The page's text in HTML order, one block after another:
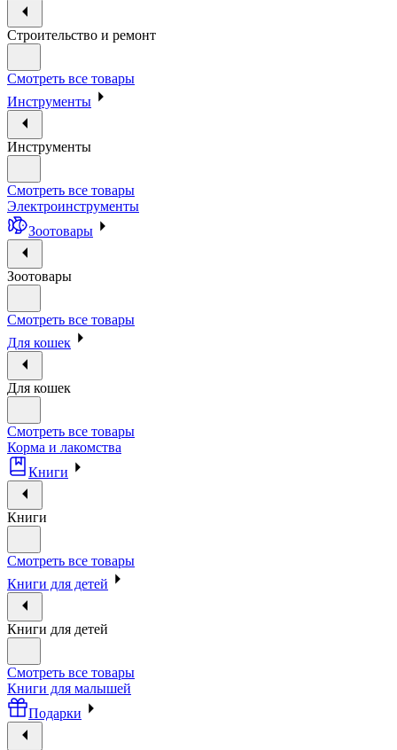
Строительство и ремонт
Смотреть все товары
Инструменты
Инструменты
Смотреть все товары
Электроинструменты
Зоотовары
Зоотовары
Смотреть все товары
Для кошек
Для кошек
Смотреть все товары
Корма и лакомства
Книги
Книги
Смотреть все товары
Книги для детей
Книги для детей
Смотреть все товары
Книги для малышей
Подарки